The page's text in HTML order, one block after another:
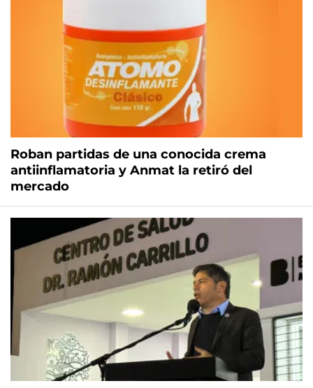
Roban partidas de una conocida crema
antiinflamatoria y Anmat la retiró del
mercado